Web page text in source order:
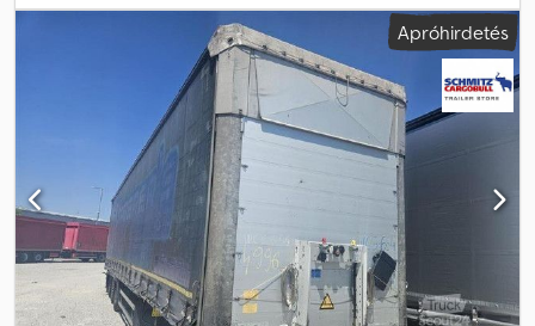
rakodótér térfogata:101 m³, felfüggesztés:levegő, abroncs méret:
, Gyártási év: , Felszereltség:ABS,
Önsúly: 6 770 kg, DIN EN 12642 (XL kód) tanúsítvány, Raktér (H S M):
13 620 mm x 2 480 mm x 3 000 mm. Gumiabroncs méret: 385/55
R22.5, Raktérfogat: 101 m³, 1. tengely: , 2. tengely: , 3. tengely: ,
Légrugózás, Aláfutásgátló, Elektronikus fékrendszer (EBS),
Szerszámosláda, Pótkeréktartó (2 db), Rögzített kitámasztó,
Tolótető, Elektromos csatlakozó 1x15- és 2x7-pólusú, Antispray,
Vámzár, Hidraulikus emelhető tető. Codpfjzrqd Usx Afwerf
Apróhirdetés